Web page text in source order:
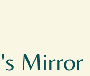
Mirror